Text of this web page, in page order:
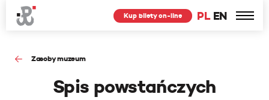
PL EN
Kup bilety on-line
Zasoby muzeum
Spis powstańczych